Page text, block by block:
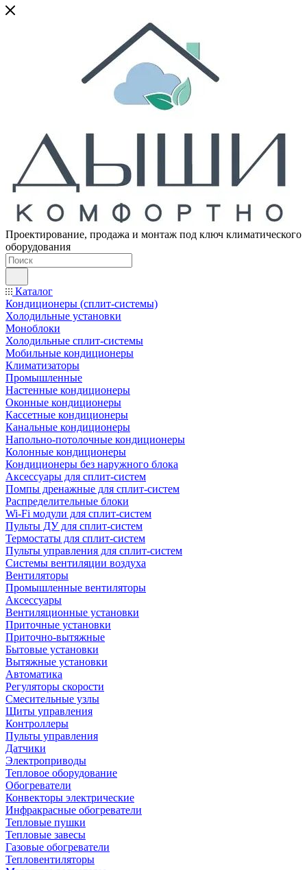
Проектирование, продажа и монтаж под ключ климатического
оборудования
Каталог
Кондиционеры (сплит-системы)
Холодильные установки
Моноблоки
Холодильные сплит-системы
Мобильные кондиционеры
Климатизаторы
Промышленные
Настенные кондиционеры
Оконные кондиционеры
Кассетные кондиционеры
Канальные кондиционеры
Напольно-потолочные кондиционеры
Колонные кондиционеры
Кондиционеры без наружного блока
Аксессуары для сплит-систем
Помпы дренажные для сплит-систем
Распределительные блоки
Wi-Fi модули для сплит-систем
Пульты ДУ для сплит-систем
Термостаты для сплит-систем
Пульты управления для сплит-систем
Системы вентиляции воздуха
Вентиляторы
Промышленные вентиляторы
Аксессуары
Вентиляционные установки
Приточные установки
Приточно-вытяжные
Бытовые установки
Вытяжные установки
Автоматика
Регуляторы скорости
Смесительные узлы
Щиты управления
Контроллеры
Пульты управления
Датчики
Электроприводы
Тепловое оборудование
Обогреватели
Конвекторы электрические
Инфракрасные обогреватели
Тепловые пушки
Тепловые завесы
Газовые обогреватели
Тепловентиляторы